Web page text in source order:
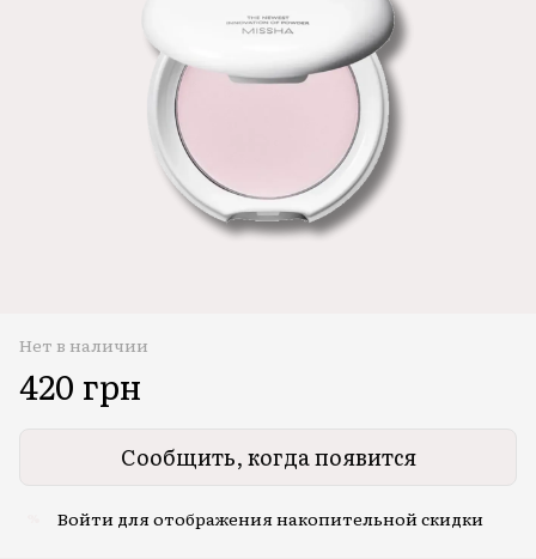
Нет в наличии
420 грн
Сообщить, когда появится
Войти для отображения накопительной скидки